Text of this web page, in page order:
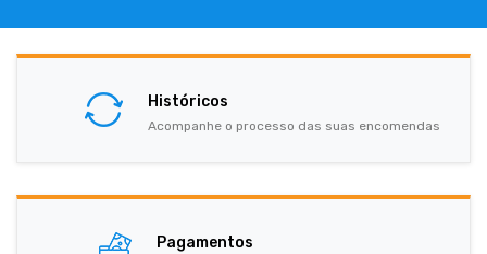
Históricos
Acompanhe o processo das suas encomendas
Pagamentos